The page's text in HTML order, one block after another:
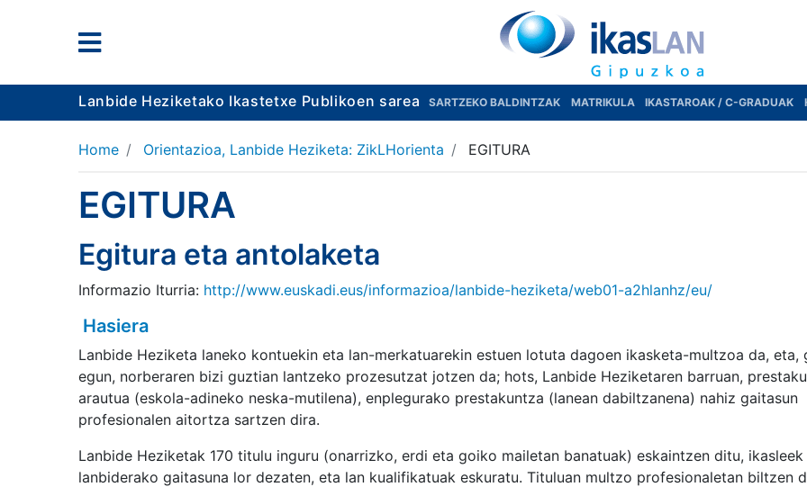
Lanbide Heziketako Ikastetxe Publikoen sarea SARTZEKO BALDINTZAK MATRIKULA IKASTAROAK / C-GRADUAK
Home Orientazioa, Lanbide Heziketa: ZikLHorienta EGITURA
EGITURA
Egitura eta antolaketa
Informazio Iturria: http://www.euskadi.eus/informazioa/lanbide-heziketa/web01-a2hlanhz/eu/
Hasiera
Lanbide Heziketa laneko kontuekin eta lan-merkatuarekin estuen lotuta dagoen ikasketa-multzoa da, eta,
egun, norberaren bizi guztian lantzeko prozesutzat jotzen da; hots, Lanbide Heziketaren barruan,
arautua (eskola-adineko neska-mutilena), enplegurako prestakuntza (lanean dabiltzanena) nahiz gaitasun
profesionalen aitortza sartzen dira.
Lanbide Heziketak 170 titulu inguru (onarrizko, erdi eta goiko mailetan banatuak) eskaintzen ditu, ikasleek
lanbiderako gaitasuna lor dezaten, eta lan kualifikatuak eskuratu. Tituluan multzo profesionaletan biltzen